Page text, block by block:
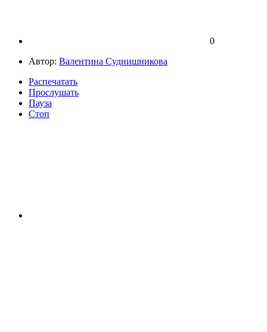
0
Автор: Валентина Суднишникова
Распечатать
Прослушать
Пауза
Стоп